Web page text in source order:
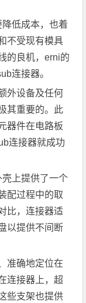
低成本，也着
不受现有模具
的良机，erni的
连接器。
外设备及任何
其重要的。此
器件在电路板
连接器就成功
上提供了一个
配过程中的取
比，连接器适
以提供不间断
确地定位在
连接器上，超
些支架也提供